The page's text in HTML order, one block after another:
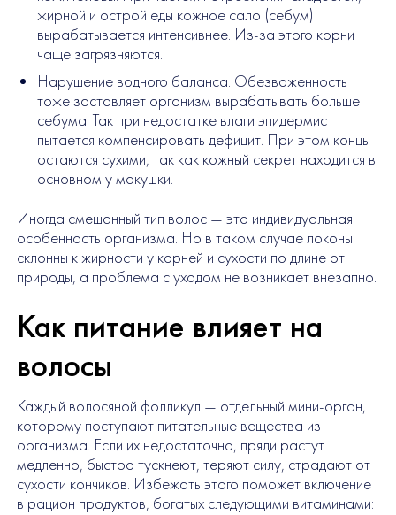
жирной и острой еды кожное сало (себум)
вырабатывается интенсивнее. Из-за этого корни
чаще загрязняются.
Нарушение водного баланса. Обезвоженность
тоже заставляет организм вырабатывать больше
себума. Так при недостатке влаги эпидермис
пытается компенсировать дефицит. При этом концы
остаются сухими, так как кожный секрет находится в
основном у макушки.
Иногда смешанный тип волос — это индивидуальная
особенность организма. Но в таком случае локоны
склонны к жирности у корней и сухости по длине от
природы, а проблема с уходом не возникает внезапно.
Как питание влияет на
волосы
Каждый волосяной фолликул — отдельный мини-орган,
которому поступают питательные вещества из
организма. Если их недостаточно, пряди растут
медленно, быстро тускнеют, теряют силу, страдают от
сухости кончиков. Избежать этого поможет включение
в рацион продуктов, богатых следующими витаминами: